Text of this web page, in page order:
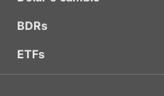
BDRs
ETFs